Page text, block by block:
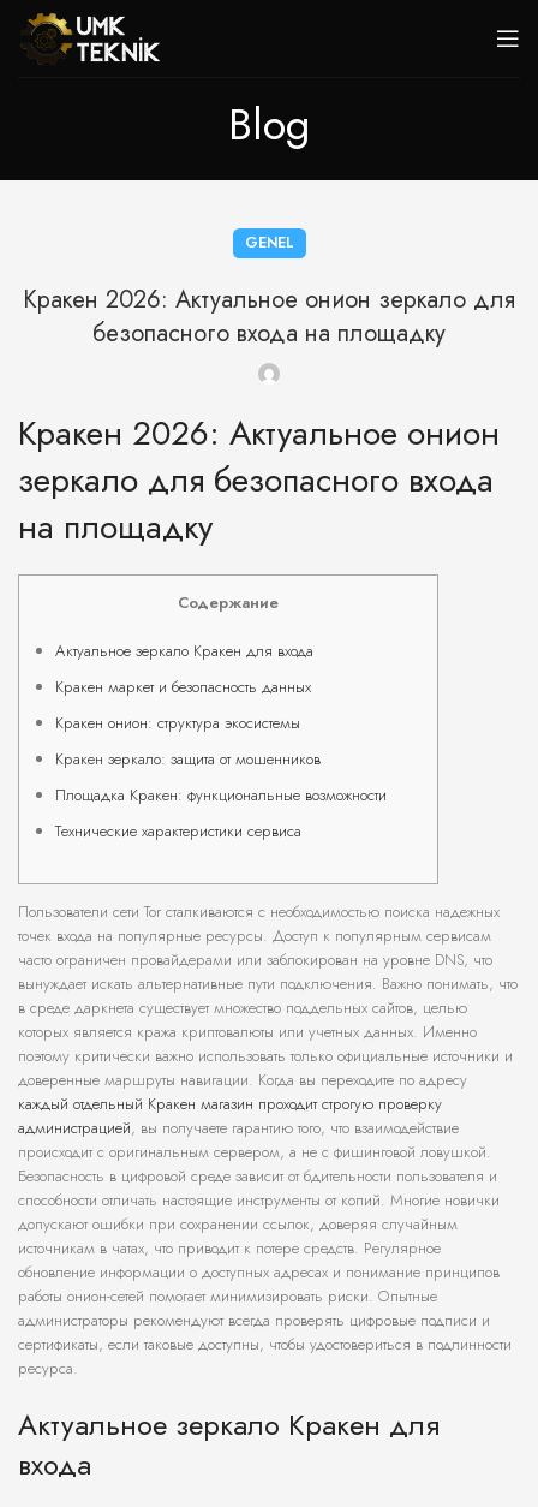
Blog
GENEL
Кракен 2026: Актуальное онион зеркало для
безопасного входа на площадку
Кракен 2026: Актуальное онион
зеркало для безопасного входа
на площадку
Содержание
Актуальное зеркало Кракен для входа
Кракен маркет и безопасность данных
Кракен онион: структура экосистемы
Кракен зеркало: защита от мошенников
Площадка Кракен: функциональные возможности
Технические характеристики сервиса
Пользователи сети Tor сталкиваются с необходимостью поиска надежных
точек входа на популярные ресурсы. Доступ к популярным сервисам
часто ограничен провайдерами или заблокирован на уровне DNS, что
вынуждает искать альтернативные пути подключения. Важно понимать, что
в среде даркнета существует множество поддельных сайтов, целью
которых является кража криптовалюты или учетных данных. Именно
поэтому критически важно использовать только официальные источники и
доверенные маршруты навигации. Когда вы переходите по адресу
каждый отдельный Кракен магазин проходит строгую проверку
администрацией, вы получаете гарантию того, что взаимодействие
происходит с оригинальным сервером, а не с фишинговой ловушкой.
Безопасность в цифровой среде зависит от бдительности пользователя и
способности отличать настоящие инструменты от копий. Многие новички
допускают ошибки при сохранении ссылок, доверяя случайным
источникам в чатах, что приводит к потере средств. Регулярное
обновление информации о доступных адресах и понимание принципов
работы онион-сетей помогает минимизировать риски. Опытные
администраторы рекомендуют всегда проверять цифровые подписи и
сертификаты, если таковые доступны, чтобы удостовериться в подлинности
ресурса.
Актуальное зеркало Кракен для
входа